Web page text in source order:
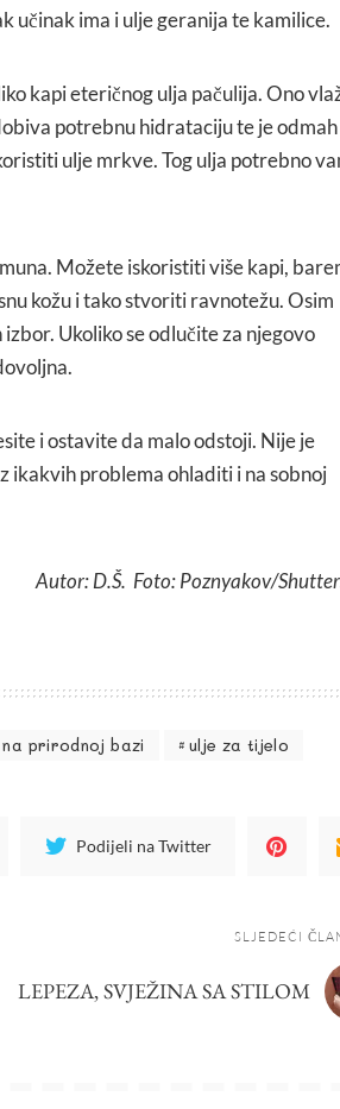
učinak ima i ulje geranija te kamilice.
kapi eteričnog ulja pačulija. Ono
potrebnu hidrataciju te je odmah
ulje mrkve. Tog ulja potrebno
Možete iskoristiti više kapi,
kožu i tako stvoriti ravnotežu. Osim
Ukoliko se odlučite za njegovo
i ostavite da malo odstoji. Nije je
ikakvih problema ohladiti i na sobnoj
Autor: D.Š. Foto: Poznyakov/
prirodnoj bazi ulje za tijelo
Podijeli na Twitter
SLJEDEĆI
LEPEZA, SVJEŽINA SA STILOM